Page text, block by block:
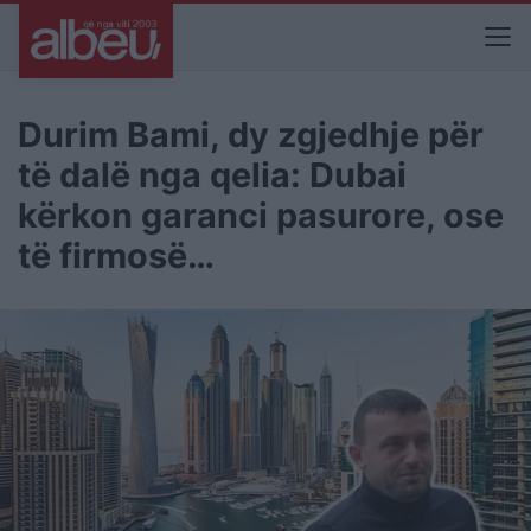
Durim Bami, dy zgjedhje për
të dalë nga qelia: Dubai
kërkon garanci pasurore, ose
të firmosë…